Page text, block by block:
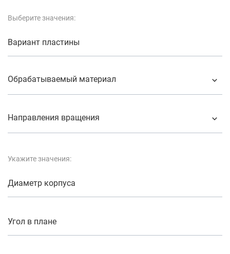
Выберите значения:
Вариант пластины
Обрабатываемый материал
Направления вращения
Укажите значения:
Диаметр корпуса
Угол в плане